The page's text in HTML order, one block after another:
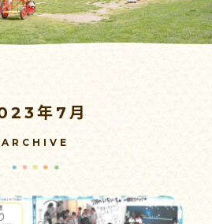
幼児の一日
乳児の一日
年7月
ARCHIVE